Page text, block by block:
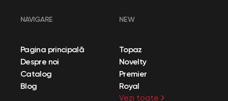
NAVIGARE
Pagina principală
Despre noi
Catalog
Blog
NEW
Topaz
Novelty
Premier
Royal
Vezi toate